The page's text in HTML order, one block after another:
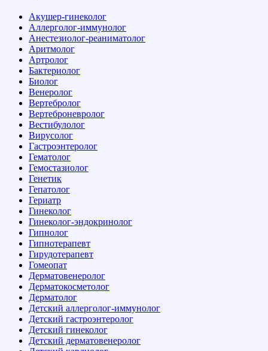
Акушер-гинеколог
Аллерголог-иммунолог
Анестезиолог-реаниматолог
Аритмолог
Артролог
Бактериолог
Биолог
Венеролог
Вертебролог
Вертеброневролог
Вестибулолог
Вирусолог
Гастроэнтеролог
Гематолог
Гемостазиолог
Генетик
Гепатолог
Гериатр
Гинеколог
Гинеколог-эндокринолог
Гипнолог
Гипнотерапевт
Гирудотерапевт
Гомеопат
Дерматовенеролог
Дерматокосметолог
Дерматолог
Детский аллерголог-иммунолог
Детский гастроэнтеролог
Детский гинеколог
Детский дерматовенеролог